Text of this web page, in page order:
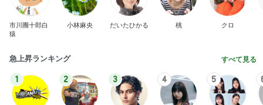
市川團十郎白
猿
小林麻央 だいたひかる 桃 クロ
急上昇ランキング すべて見る
1 2 3 4 5